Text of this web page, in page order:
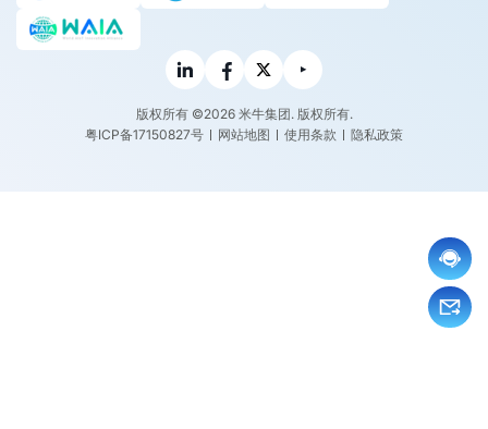
版权所有 ©2026 米牛集团. 版权所有.
粤ICP备17150827号
网站地图 使用条款 隐私政策